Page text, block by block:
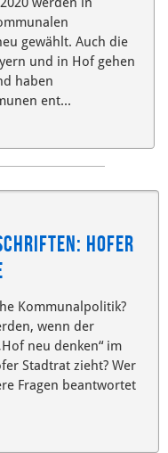
gewählt. Auch die
und in Hof gehen
haben
ent...
Hofer
Kommunalpolitik?
wenn der
neu denken“ im
Stadtrat zieht? Wer
Fragen beantwortet